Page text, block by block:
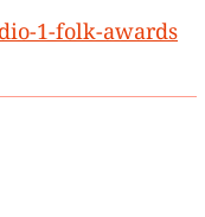
1-folk-awards